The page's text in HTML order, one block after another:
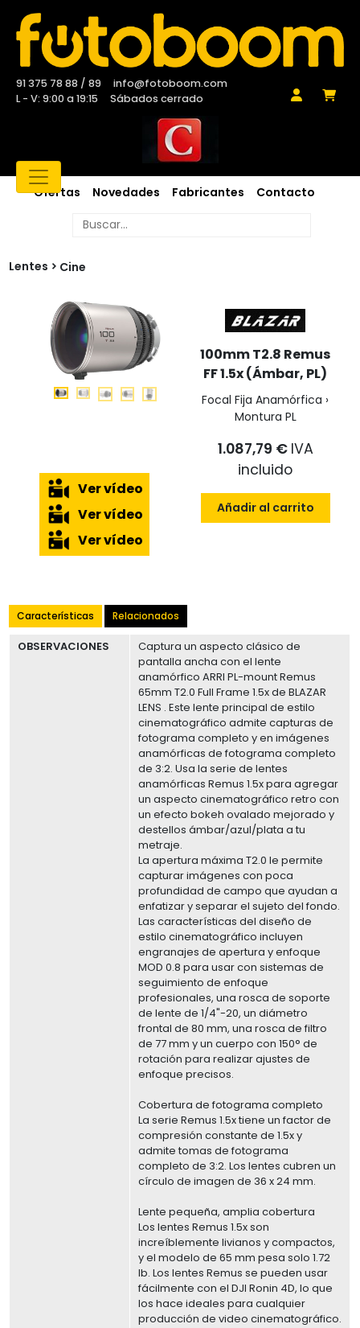
91 375 78 88 / 89
info@fotoboom.com
L - V: 9:00 a 19:15
Sábados cerrado
Ofertas Novedades Fabricantes Contacto
Lentes Cine
Ver vídeo
Ver vídeo
Ver vídeo
100mm T2.8 Remus
FF 1.5x (Ámbar, PL)
Focal Fija Anamórfica ›
Montura PL
1.087,79 € IVA
incluido
Añadir al carrito
Características Relacionados
OBSERVACIONES
Captura un aspecto clásico de
pantalla ancha con el lente
anamórfico ARRI PL-mount Remus
65mm T2.0 Full Frame 1.5x de BLAZAR
LENS . Este lente principal de estilo
cinematográfico admite capturas de
fotograma completo y en imágenes
anamórficas de fotograma completo
de 3:2. Usa la serie de lentes
anamórficas Remus 1.5x para agregar
un aspecto cinematográfico retro con
un efecto bokeh ovalado mejorado y
destellos ámbar/azul/plata a tu
metraje.
La apertura máxima T2.0 le permite
capturar imágenes con poca
profundidad de campo que ayudan a
enfatizar y separar el sujeto del fondo.
Las características del diseño de
estilo cinematográfico incluyen
engranajes de apertura y enfoque
MOD 0.8 para usar con sistemas de
seguimiento de enfoque
profesionales, una rosca de soporte
de lente de 1/4"-20, un diámetro
frontal de 80 mm, una rosca de filtro
de 77 mm y un cuerpo con 150° de
rotación para realizar ajustes de
enfoque precisos.
Cobertura de fotograma completo
La serie Remus 1.5x tiene un factor de
compresión constante de 1.5x y
admite tomas de fotograma
completo de 3:2. Los lentes cubren un
círculo de imagen de 36 x 24 mm.
Lente pequeña, amplia cobertura
Los lentes Remus 1.5x son
increíblemente livianos y compactos,
y el modelo de 65 mm pesa solo 1.72
lb. Los lentes Remus se pueden usar
fácilmente con el DJI Ronin 4D, lo que
los hace ideales para cualquier
producción de video cinematográfico.